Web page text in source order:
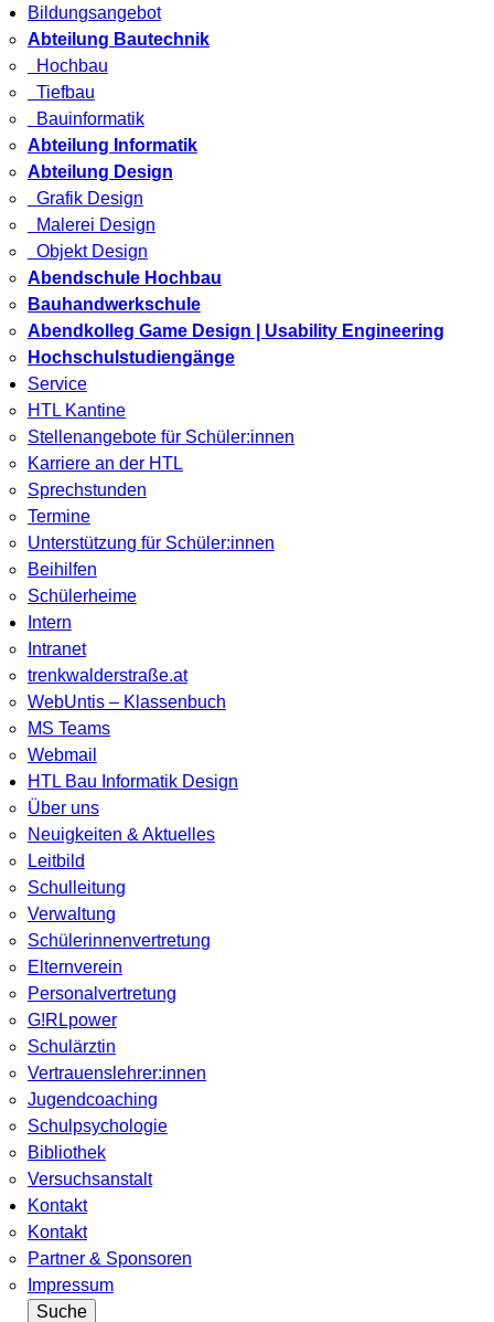
Bildungsangebot
Abteilung Bautechnik
Hochbau
Tiefbau
Bauinformatik
Abteilung Informatik
Abteilung Design
Grafik Design
Malerei Design
Objekt Design
Abendschule Hochbau
Bauhandwerkschule
Abendkolleg Game Design | Usability Engineering
Hochschulstudiengänge
Service
HTL Kantine
Stellenangebote für Schüler:innen
Karriere an der HTL
Sprechstunden
Termine
Unterstützung für Schüler:innen
Beihilfen
Schülerheime
Intern
Intranet
trenkwalderstraße.at
WebUntis – Klassenbuch
MS Teams
Webmail
HTL Bau Informatik Design
Über uns
Neuigkeiten & Aktuelles
Leitbild
Schulleitung
Verwaltung
Schülerinnenvertretung
Elternverein
Personalvertretung
G!RLpower
Schulärztin
Vertrauenslehrer:innen
Jugendcoaching
Schulpsychologie
Bibliothek
Versuchsanstalt
Kontakt
Kontakt
Partner & Sponsoren
Impressum
Suche